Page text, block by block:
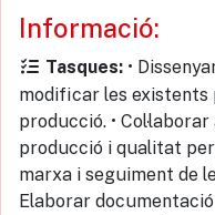
Informació:
Tasques: •
modificar les
producció. •
producció i qualitat
marxa i seguiment de
Elaborar